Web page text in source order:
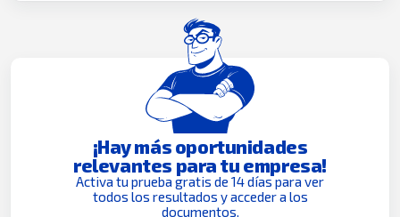
¡Hay más oportunidades
relevantes para tu empresa!
Activa tu prueba gratis de 14 días para ver
todos los resultados y acceder a los
documentos.